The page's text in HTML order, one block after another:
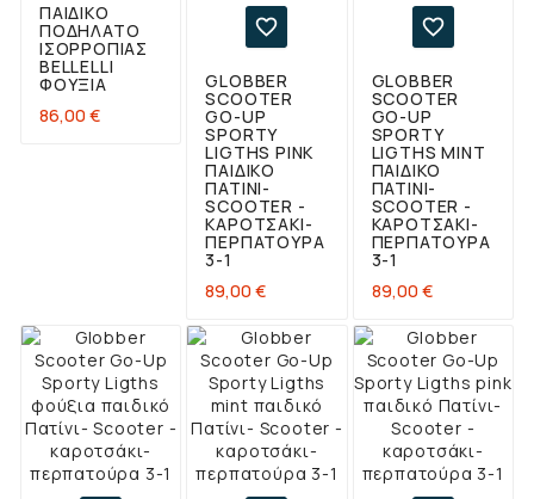
ΠΑΙΔΙΚΌ
ΠΟΔΉΛΑΤΟ
ΙΣΟΡΡΟΠΊΑΣ
BELLELLI
ΦΟΥΞΙΑ
86,00 €

GLOBBER
SCOOTER
GO-UP
SPORTY
LIGTHS PINK
ΠΑΙΔΙΚΌ
ΠΑΤΊΝΙ-
SCOOTER -
ΚΑΡΟΤΣΆΚΙ-
ΠΕΡΠΑΤΟΎΡΑ
3-1
89,00 €

GLOBBER
SCOOTER
GO-UP
SPORTY
LIGTHS MINT
ΠΑΙΔΙΚΌ
ΠΑΤΊΝΙ-
SCOOTER -
ΚΑΡΟΤΣΆΚΙ-
ΠΕΡΠΑΤΟΎΡΑ
3-1
89,00 €